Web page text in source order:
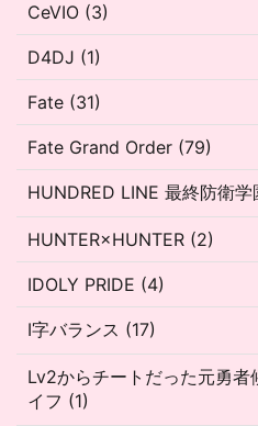
CeVIO (3)
D4DJ (1)
Fate (31)
Fate Grand Order (79)
HUNDRED LINE 最終防衛学
HUNTER×HUNTER (2)
IDOLY PRIDE (4)
I字バランス (17)
Lv2からチートだった元勇者
イフ (1)